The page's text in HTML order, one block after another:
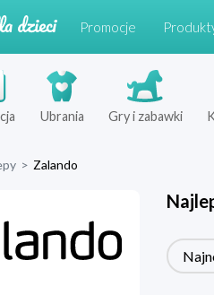
Promocje
Ubrania Gry i zabawki
> Zalando